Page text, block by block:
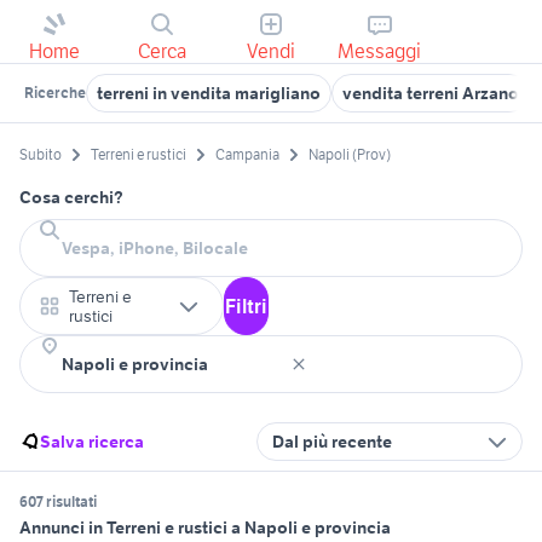
Home Cerca Vendi Messaggi
Ricerche terreni in vendita marigliano vendita terreni Arzano
Subito Terreni e rustici Campania Napoli (Prov)
Cosa cerchi?
Terreni e
rustici
Filtri
Salva ricerca Dal più recente
607 risultati
Annunci in Terreni e rustici a Napoli e provincia